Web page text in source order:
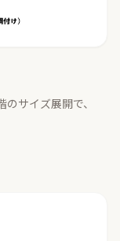
サイズ展開で、